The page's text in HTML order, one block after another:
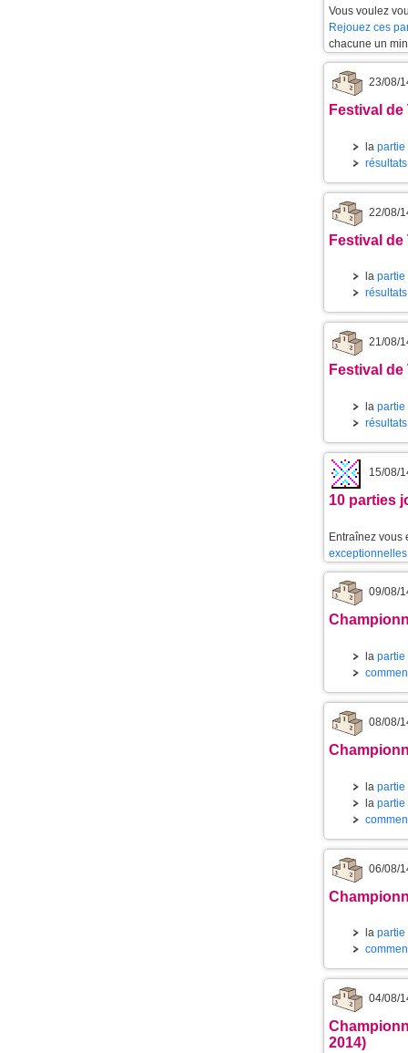
Vous voulez
Rejouez ces
chacune un
23/08/
Festival de
la partie
22/08/
Festival
la partie
21/08/
Festival
la partie
15/08/
10 parties
Entraînez vous
exceptionnelles
09/08/
la partie
08/08/
la partie
la partie
06/08/
la partie
04/08/
2014)